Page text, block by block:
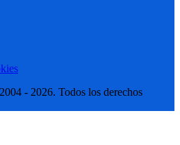
- 2026. Todos los derechos